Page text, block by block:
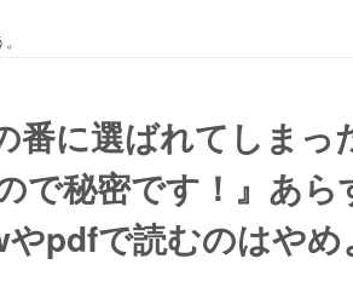
番に選ばれてしまっ
で秘密です！』あ
pdfで読むのはやめ